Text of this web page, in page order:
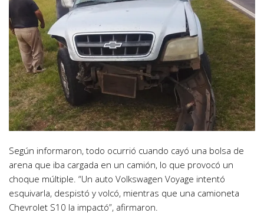
Según informaron, todo ocurrió cuando cayó una bolsa de
arena que iba cargada en un camión, lo que provocó un
choque múltiple. “Un auto Volkswagen Voyage intentó
esquivarla, despistó y volcó, mientras que una camioneta
Chevrolet S10 la impactó”, afirmaron.